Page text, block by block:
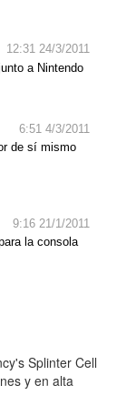
12:31 24/3/2011
a Nintendo
6:51 4/3/2011
de sí mismo
9:16 21/1/2011
la consola
Splinter Cell
y en alta